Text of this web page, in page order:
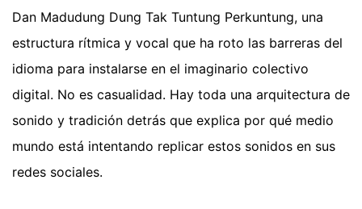
Dan Madudung Dung Tak Tuntung Perkuntung, una
estructura rítmica y vocal que ha roto las barreras del
idioma para instalarse en el imaginario colectivo
digital. No es casualidad. Hay toda una arquitectura de
sonido y tradición detrás que explica por qué medio
mundo está intentando replicar estos sonidos en sus
redes sociales.